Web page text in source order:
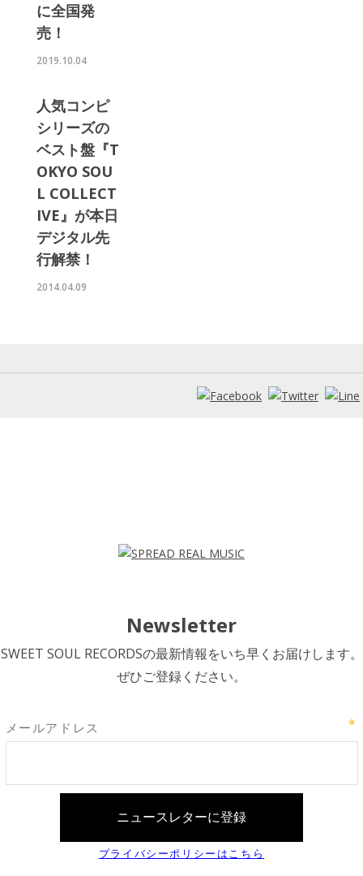
に全国発
売！
2019.10.04
人気コンピ
シリーズの
ベスト盤『T
OKYO SOU
L COLLECT
IVE』が本日
デジタル先
行解禁！
2014.04.09
Newsletter
SWEET SOUL RECORDSの最新情報をいち早くお届けします。
ぜひご登録ください。